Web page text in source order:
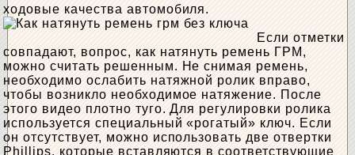
ходовые качества автомобиля.
Если отметки
совпадают, вопрос, как натянуть ремень ГРМ,
можно считать решенным. Не снимая ремень,
необходимо ослабить натяжной ролик вправо,
чтобы возникло необходимое натяжение. После
этого видео плотно туго. Для регулировки ролика
используется специальный «рогатый» ключ. Если
он отсутствует, можно использовать две отвертки
Phillips, которые вставляются в соответствующие